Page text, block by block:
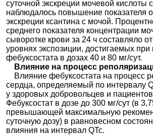
суточной экскреции мочевой кислоты
наблюдалось повышение показателя
экскреции ксантина с мочой.
среднего показателя концентрации
сыворотке крови за 24 ч составляло
уровнях экспозиции, достигаемых
фебуксостата в дозах 40 и 80 мг/сут.
Влияние на процесс
Влияние фебуксостата на процесс
сердца, определяемый по интервалу
у здоровых добровольцев и
Фебуксостат в дозе до 300 мг/сут (в
превышающей максимальную
суточную дозу) в равновесном
влияния на интервал QTc.